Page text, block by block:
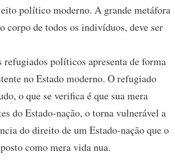
político moderno. A grande metáfora
corpo de todos os indivíduos, deve ser
políticos apresenta de forma
no Estado moderno. O refugiado
o que se verifica é que sua mera
do Estado-nação, o torna vulnerável a
do direito de um Estado-nação que o
como mera vida nua.